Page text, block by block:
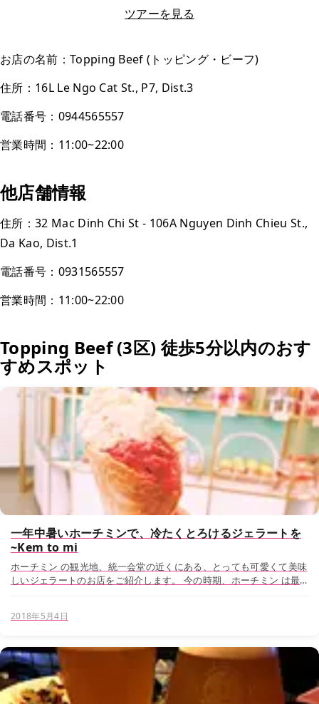
ツアーを見る
お店の名前：Topping Beef (トッピング・ビーフ)
住所：16L Le Ngo Cat St., P7, Dist.3
電話番号：0944565557
営業時間：11:00~22:00
他店舗情報
住所：32 Mac Dinh Chi St - 106A Nguyen Dinh Chieu St.,
Da Kao, Dist.1
電話番号：0931565557
営業時間：11:00~22:00
Topping Beef (3区) 徒歩5分以内のおす
すめスポット
一年中暑いホーチミンで、冷たくとろけるジェラートを
~Kem to mi
ホーチミン の観光地、統一会堂の近くにある、とっても可愛くて美味
しいジェラートのお店をご紹介します。 今の時期、ホーチミン は最
2018年5月4日